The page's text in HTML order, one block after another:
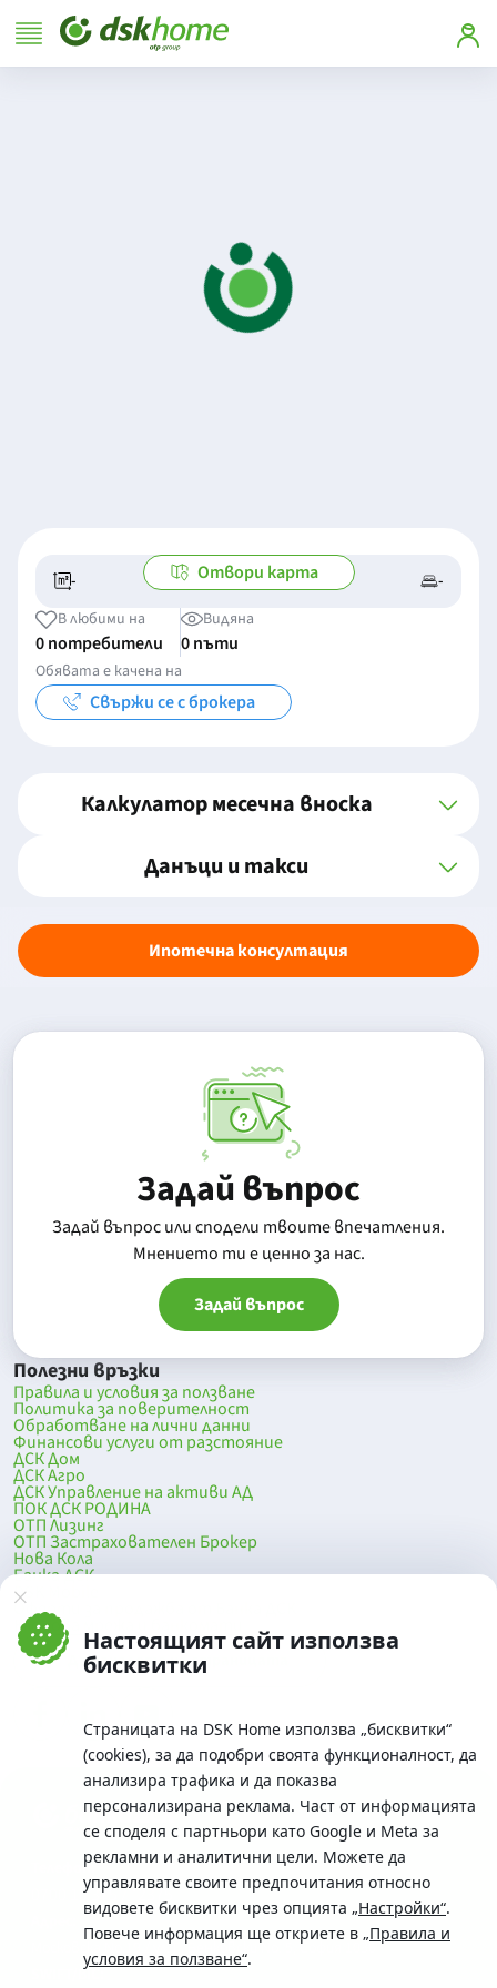
Настоящият сайт използва
бисквитки
Страницата на DSK Home използва „бисквитки“
(cookies), за да подобри своята функционалност, да
анализира трафика и да показва
персонализирана реклама. Част от информацията
се споделя с партньори като Google и Meta за
рекламни и аналитични цели. Можете да
управлявате своите предпочитания относно
видовете бисквитки чрез опцията „Настройки“.
Повече информация ще откриете в „Правила и
условия за ползване“.
- -/- -
Отвори карта
В любими на
0 потребители
Видяна
0 пъти
Обявата е качена на
Свържи се с брокера
Калкулатор месечна вноска
Данъци и такси
Ипотечна консултация
Задай въпрос
Задай въпрос или сподели твоите впечатления.
Mнението ти е ценно за нас.
Задай въпрос
Полезни връзки
Правила и условия за ползване
Политика за поверителност
Обработване на лични данни
Финансови услуги от разстояние
ДСК Дом
ДСК Агро
ДСК Управление на активи АД
ПОК ДСК РОДИНА
ОТП Лизинг
ОТП Застрахователен Брокер
Нова Кола
Банка ДСК
DSK Mobile
Оферти за продажба от Банка ДСК
Клонова мрежа и банкомати
До началото на страницата
Телефон:
0700 10 375 / *2375
Московска No.19 / ул. Г. Бенковски No. 5, София 1036
SWIFT/BIC: